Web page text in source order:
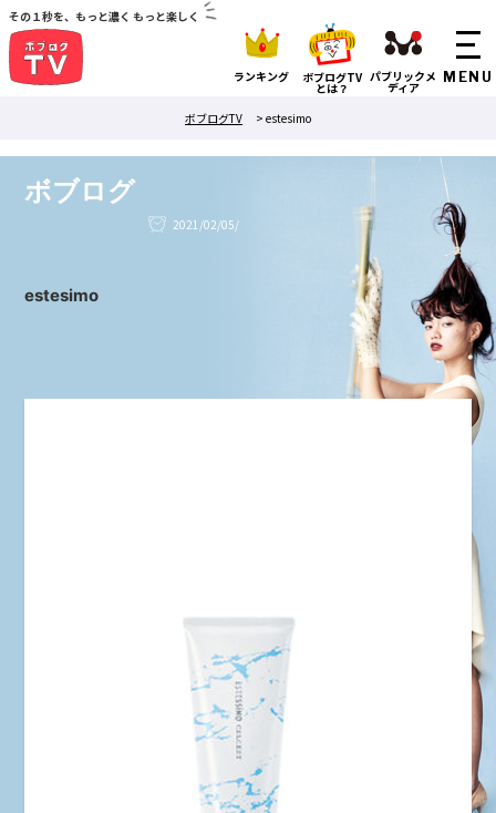
その１秒を、もっと濃く もっと楽しく
ランキング ボブログTV
とは？
パブリックメ
ディア
ボブログTV
> estesimo
ボブログ
2021/02/05/
estesimo